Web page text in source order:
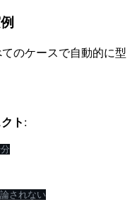
のケースで自動的に型
ト:
されない